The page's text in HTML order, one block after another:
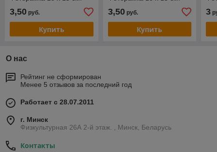
3,50 руб.
Купить
3,50руб.
Купить
3
О нас
Рейтинг не сформирован
Менее 5 отзывов за последний год
Работает с 28.07.2011
г. Минск
Физкультурная 26А 2-й этаж. , Минск, Беларусь
Контакты